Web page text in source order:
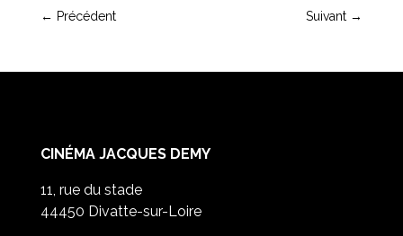
← Précédent Suivant →
CINÉMA JACQUES DEMY
11, rue du stade
44450 Divatte-sur-Loire